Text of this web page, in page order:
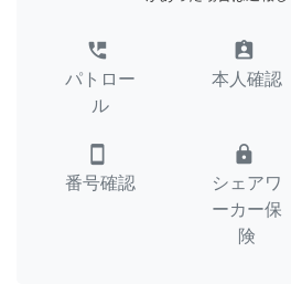
perm_phone_msg
パトロー
ル
assignment_ind
本人確認
smartphone
番号確認
lock
シェアワ
ーカー保
険